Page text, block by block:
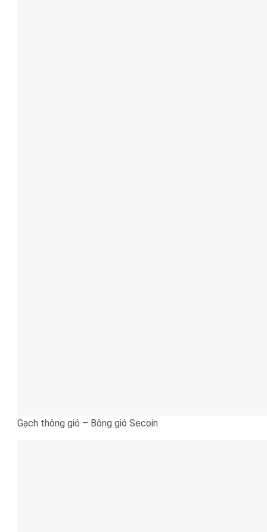
Gạch thông gió – Bông gió Secoin